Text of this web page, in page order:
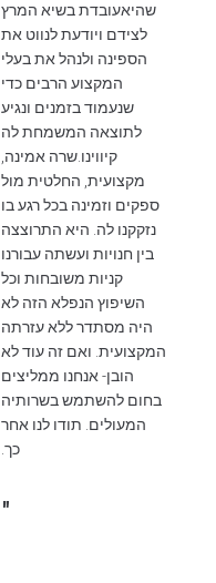
שהיאעובדת בשיא המרץ
לצידם ויודעת לנווט את
הספינה ולנהל את בעלי
המקצוע הרבים כדי
שנעמוד בזמנים ונגיע
לתוצאה המשמחת לה
קיווינו.שרה אמינה,
מקצועית, החלטית מול
ספקים וזמינה בכל רגע בו
נזקקנו לה. היא התרוצצה
בין חנויות ועשתה עבורנו
קניות משובחות וכל
השיפוץ הנפלא הזה לא
היה מסתדר ללא עזרתה
המקצועית. ואם זה עוד לא
הובן- אנחנו ממליצים
בחום להשתמש בשרותיה
המעולים. תודו לנו אחר
כך.
"